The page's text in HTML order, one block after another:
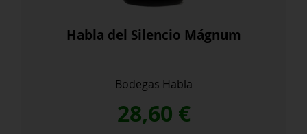
Habla del Silencio Mágnum
Bodegas Habla
28,60 €